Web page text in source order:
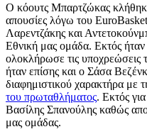
Ο κόουτς Μπαρτζώκας
απουσίες λόγω του
Λαρεντζάκης και
Εθνική μας ομάδα. Εκτός
ολοκλήρωσε τις υποχρεώσεις
ήταν επίσης και ο Σάσα
διαφημιστικού χαρακτήρα με
του πρωταθλήματος. Εκτός
Βασίλης Σπανούλης καθώς
μας ομάδας.